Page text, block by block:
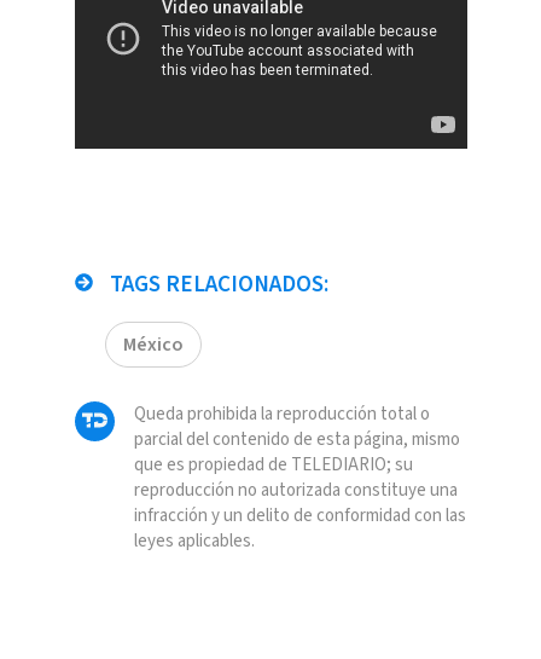
TAGS RELACIONADOS:
México
Queda prohibida la reproducción total o
parcial del contenido de esta página, mismo
que es propiedad de TELEDIARIO; su
reproducción no autorizada constituye una
infracción y un delito de conformidad con las
leyes aplicables.